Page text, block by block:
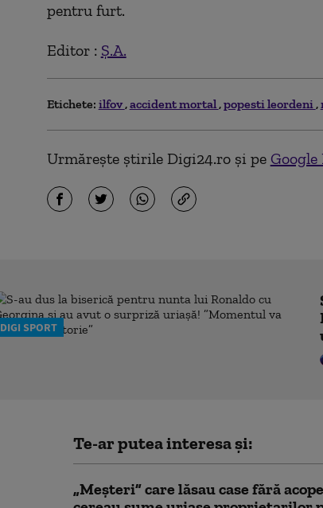
pentru furt.
Editor : Ș.A.
Etichete: ilfov accident mortal popesti leordeni
Urmărește știrile Digi24.ro și pe Google
DIGI SPORT
Te-ar putea interesa și:
„Meșteri” care lăsau case fără